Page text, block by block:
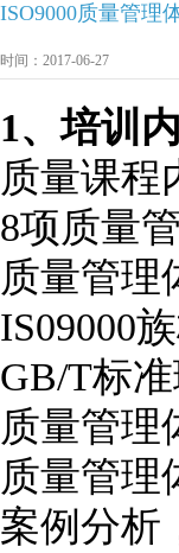
ISO9000质量管理
时间：2017-06-27
1、培训
质量课程
8项质量
质量管理
IS09000
GB/T标准
质量管理
质量管理
案例分析